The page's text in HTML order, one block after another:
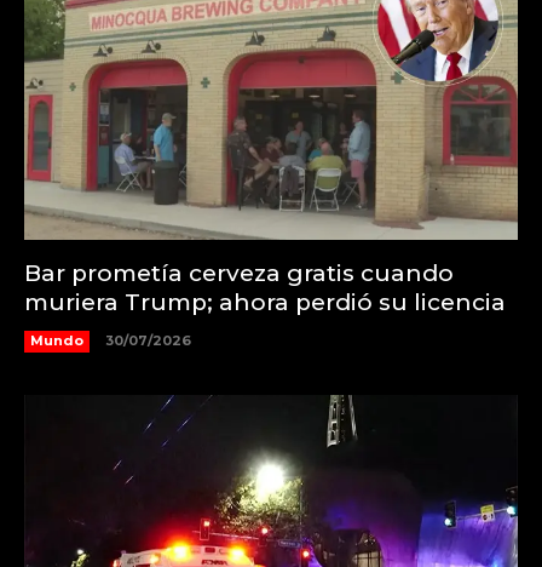
Bar prometía cerveza gratis cuando
muriera Trump; ahora perdió su licencia
Mundo 30/07/2026